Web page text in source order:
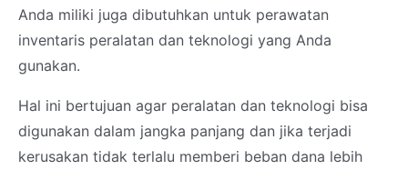
Anda miliki juga dibutuhkan untuk perawatan
inventaris peralatan dan teknologi yang Anda
gunakan.
Hal ini bertujuan agar peralatan dan teknologi bisa
digunakan dalam jangka panjang dan jika terjadi
kerusakan tidak terlalu memberi beban dana lebih